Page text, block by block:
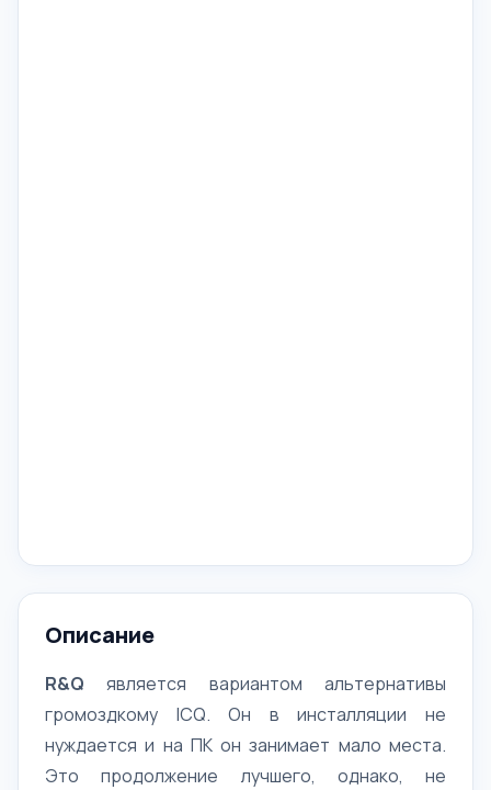
Описание
R&Qявляется вариантом альтернативы
громоздкому ICQ. Он в инсталляции не
нуждается и на ПК он занимает мало места.
Это продолжение лучшего, однако, не